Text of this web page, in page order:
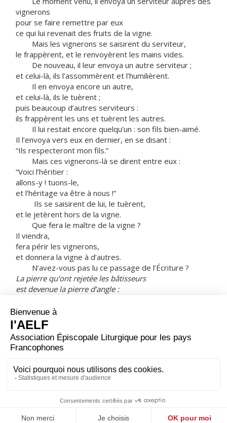
vignerons
pour se faire remettre par eux
ce qui lui revenait des fruits de la vigne.
Mais les vignerons se saisirent du serviteur,
le frappèrent, et le renvoyèrent les mains vides.
De nouveau, il leur envoya un autre serviteur ;
et celui-là, ils l’assommèrent et l’humilièrent.
Il en envoya encore un autre,
et celui-là, ils le tuèrent ;
puis beaucoup d’autres serviteurs :
ils frappèrent les uns et tuèrent les autres.
Il lui restait encore quelqu’un : son fils bien-aimé.
Il l’envoya vers eux en dernier, en se disant :
“Ils respecteront mon fils.”
Mais ces vignerons-là se dirent entre eux :
“Voici l’héritier :
allons-y ! tuons-le,
et l’héritage va être à nous !”
Ils se saisirent de lui, le tuèrent,
et le jetèrent hors de la vigne.
Que fera le maître de la vigne ?
Il viendra,
fera périr les vignerons,
et donnera la vigne à d’autres.
N’avez-vous pas lu ce passage de l’Écriture ?
La pierre qu’ont rejetée les bâtisseurs
est devenue la pierre d’angle :
la merveille devant nos yeux !
Les chefs du peuple cherchaient à arrêter Jésus,
mais ils eurent peur de la foule.
– Ils avaient bien compris en effet
qu’il avait dit la parabole à leur intention.
Ils le laissèrent donc et s’en allèrent.
– Acclamons la Parole de Dieu.